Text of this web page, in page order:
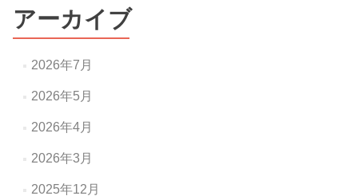
ー
シ
ョ
ン
アーカイブ
2026年7月
2026年5月
2026年4月
2026年3月
2025年12月